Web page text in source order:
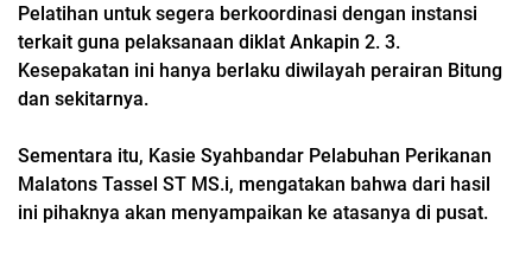
Pelatihan untuk segera berkoordinasi dengan instansi
terkait guna pelaksanaan diklat Ankapin 2. 3.
Kesepakatan ini hanya berlaku diwilayah perairan Bitung
dan sekitarnya.
Sementara itu, Kasie Syahbandar Pelabuhan Perikanan
Malatons Tassel ST MS.i, mengatakan bahwa dari hasil
ini pihaknya akan menyampaikan ke atasanya di pusat.